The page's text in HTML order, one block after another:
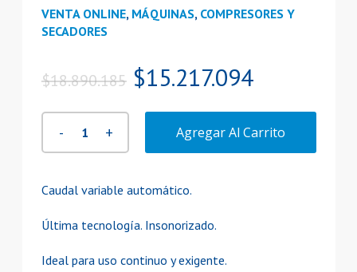
VENTA ONLINE, MÁQUINAS, COMPRESORES Y
SECADORES
$18.890.185 El
original
era:
$15.217.094El
actual
es:
Agregar Al Carrito
Caudal variable automático.
Última tecnología. Insonorizado.
Ideal para uso continuo y exigente.